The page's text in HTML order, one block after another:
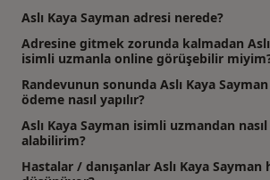
Aslı Kaya Sayman adresi nerede?
Adresine gitmek zorunda kalmadan
isimli uzmanla online görüşebilir
Randevunun sonunda Aslı Kaya
ödeme nasıl yapılır?
Aslı Kaya Sayman isimli uzmandan
alabilirim?
Hastalar / danışanlar Aslı Kaya Sayman